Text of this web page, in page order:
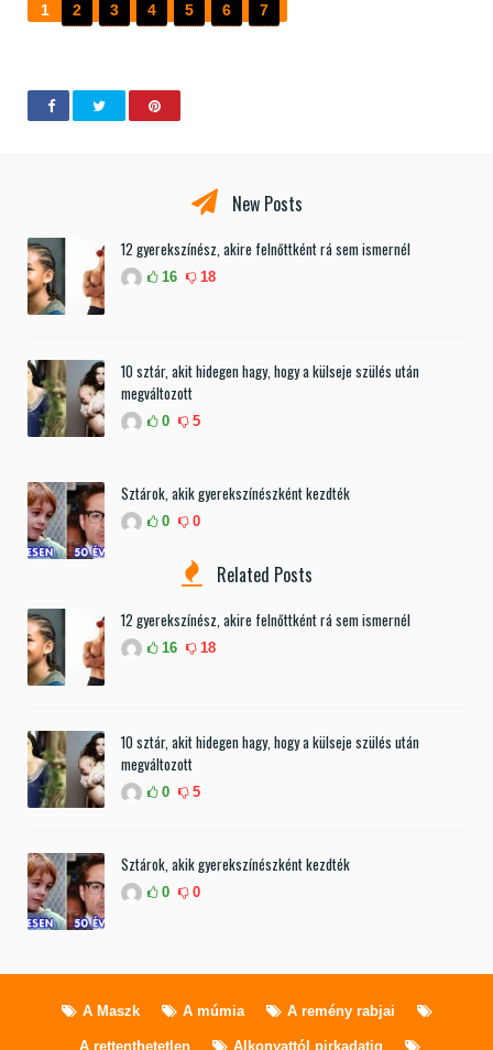
1 2 3 4 5 6 7
New Posts
12 gyerekszínész, akire felnőttként rá sem ismernél
16 18
10 sztár, akit hidegen hagy, hogy a külseje szülés után
megváltozott
0 5
Sztárok, akik gyerekszínészként kezdték
0 0
Related Posts
12 gyerekszínész, akire felnőttként rá sem ismernél
16 18
10 sztár, akit hidegen hagy, hogy a külseje szülés után
megváltozott
0 5
Sztárok, akik gyerekszínészként kezdték
0 0
A Maszk A múmia A remény rabjai
A rettenthetetlen Alkonyattól pirkadatig